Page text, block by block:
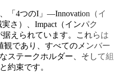
「4つのI」—Innovation（イ
さ）、Impact（インパク
えられています。これらは
観であり、すべてのメンバー
ステークホルダー、そして組
約束です。